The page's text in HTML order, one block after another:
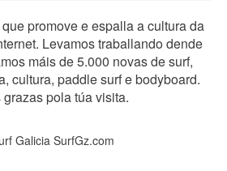
promove e espalla a cultura da
Levamos traballando dende
máis de 5.000 novas de surf,
cultura, paddle surf e bodyboard.
grazas pola túa visita.